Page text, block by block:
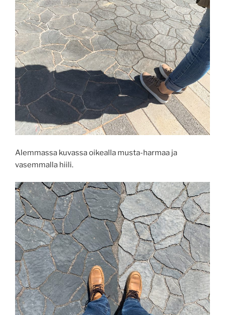
Alemmassa kuvassa oikealla musta-harmaa ja
vasemmalla hiili.